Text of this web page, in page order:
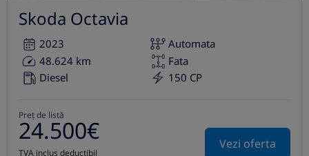
Skoda Octavia
2023
Automata
48.624 km
Fata
Diesel
150 CP
Preț de listă
24.500€
TVA inclus deductibil
Vezi oferta